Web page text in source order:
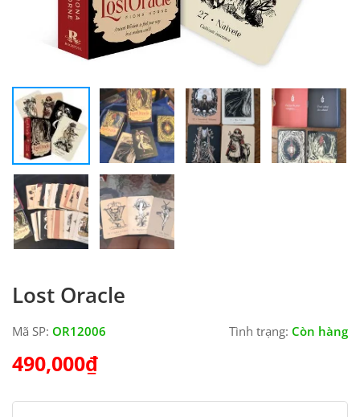
Lost Oracle
Mã SP: OR12006 Tình trạng: Còn hàng
490,000₫